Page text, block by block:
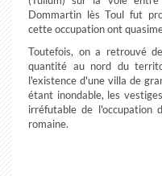
Dommartin lès Toul fut
cette occupation ont
Toutefois, on a retrouvé
quantité au nord du
l'existence d'une villa de
étant inondable, les
irréfutable de l'occupation
romaine.